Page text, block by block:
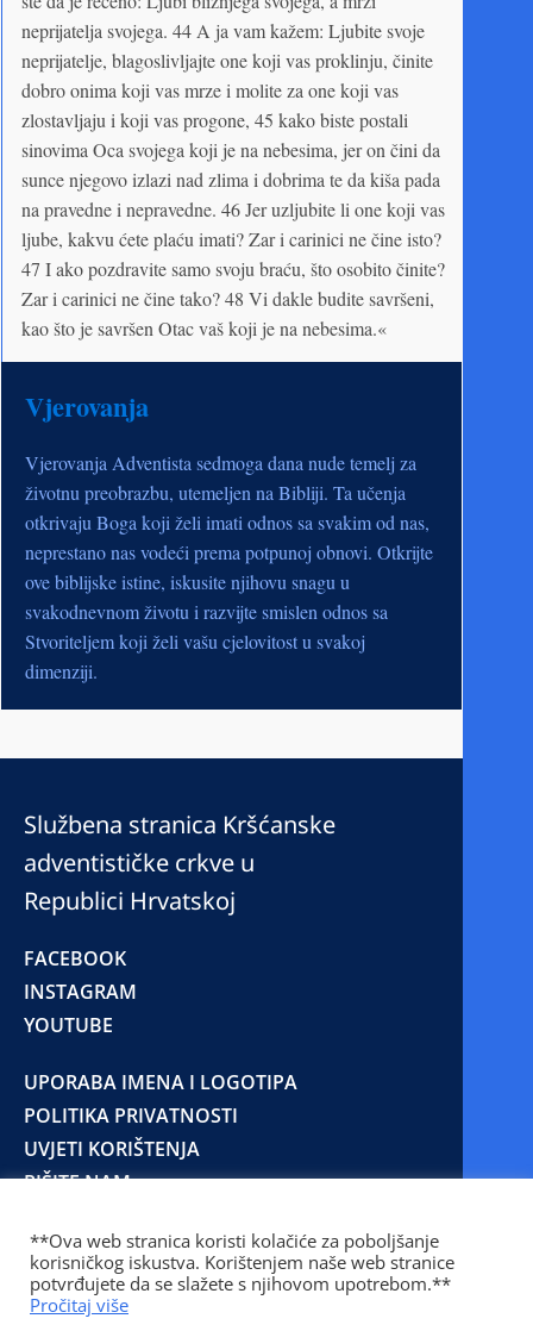
neprijatelja svojega. 44 A ja vam kažem: Ljubite svoje
neprijatelje, blagoslivljajte one koji vas proklinju, činite
dobro onima koji vas mrze i molite za one koji vas
zlostavljaju i koji vas progone, 45 kako biste postali
sinovima Oca svojega koji je na nebesima, jer on čini da
sunce njegovo izlazi nad zlima i dobrima te da kiša pada
na pravedne i nepravedne. 46 Jer uzljubite li one koji vas
ljube, kakvu ćete plaću imati? Zar i carinici ne čine isto?
47 I ako pozdravite samo svoju braću, što osobito činite?
Zar i carinici ne čine tako? 48 Vi dakle budite savršeni,
kao što je savršen Otac vaš koji je na nebesima.«
Vjerovanja
Vjerovanja Adventista sedmoga dana nude temelj za
životnu preobrazbu, utemeljen na Bibliji. Ta učenja
otkrivaju Boga koji želi imati odnos sa svakim od nas,
neprestano nas vodeći prema potpunoj obnovi. Otkrijte
ove biblijske istine, iskusite njihovu snagu u
svakodnevnom životu i razvijte smislen odnos sa
Stvoriteljem koji želi vašu cjelovitost u svakoj
dimenziji.
Službena stranica Kršćanske
adventističke crkve u
Republici Hrvatskoj
FACEBOOK
INSTAGRAM
YOUTUBE
UPORABA IMENA I LOGOTIPA
POLITIKA PRIVATNOSTI
UVJETI KORIŠTENJA
PIŠITE NAM
© 2025 Copyright © 2023 Kršćanska adventistička
crkva u Republici Hrvatskoj
Prilaz Gjure Deželića 77 Zagreb 10000 Hrvatska 01
**Ova web stranica koristi kolačiće za poboljšanje
korisničkog iskustva. Korištenjem naše web stranice
potvrđujete da se slažete s njihovom upotrebom.**
Pročitaj više